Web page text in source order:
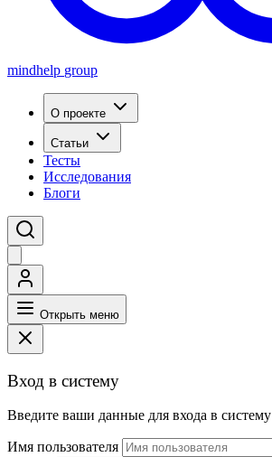
mindhelp group
О проекте
Статьи
Тесты
Исследования
Блоги
Открыть меню
Вход в систему
Введите ваши данные для входа в систему
Имя пользователя